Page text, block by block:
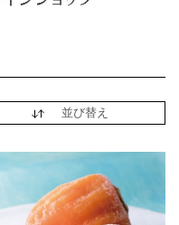
並び替え